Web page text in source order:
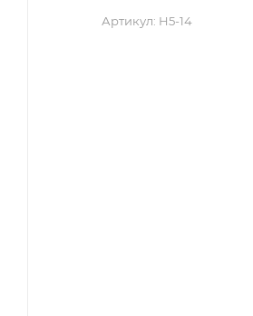
Артикул: H5-14